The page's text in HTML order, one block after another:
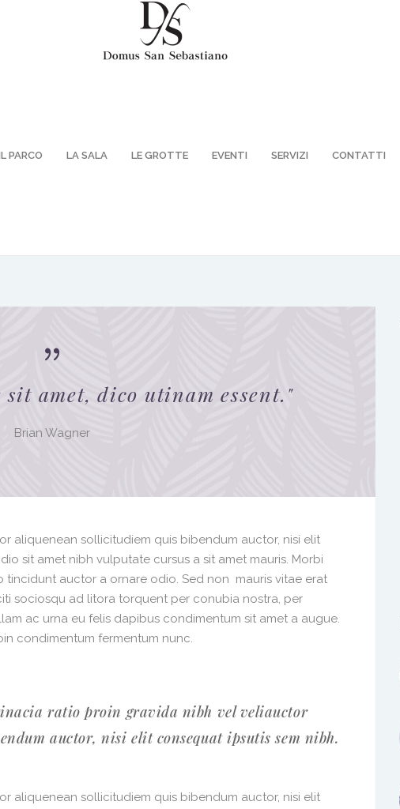
PARCO LA SALA LE GROTTE EVENTI SERVIZI CONTATTI
amet, dico utinam essent. "
Brian Wagner
aliquenean sollicitudiem quis bibendum auctor, nisi elit
sit amet nibh vulputate cursus a sit amet mauris. Morbi
tincidunt auctor a ornare odio. Sed non mauris vitae erat
sociosqu ad litora torquent per conubia nostra, per
ac urna eu felis dapibus condimentum sit amet a augue.
condimentum fermentum nunc.
ratio proin gravida nibh vel veliauctor
auctor, nisi elit consequat ipsutis sem nibh.
aliquenean sollicitudiem quis bibendum auctor, nisi elit